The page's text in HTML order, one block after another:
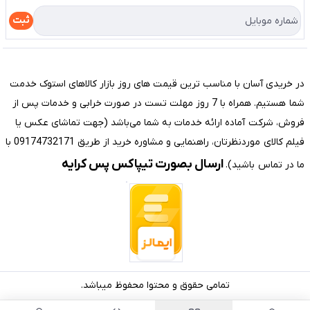
درباره ما
تماس با ما
راهنما
ثبت
در خریدی آسان با مناسب ترین قیمت های روز بازار کالاهای استوک خدمت
شما هستیم. همراه با 7 روز مهلت تست در صورت خرابی و خدمات پس از
فروش، شرکت آماده ارائه خدمات به شما می‌باشد (جهت تماشای عکس یا
فیلم کالای موردنظرتان، راهنمایی و مشاوره خرید از طریق 09174732171 با
ما در تماس باشید).ارسال بصورت تیپاکس پس کرایه
تمامی حقوق و محتوا محفوظ میباشد.